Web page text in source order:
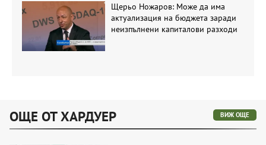
Щерьо Ножаров: Може да има
актуализация на бюджета заради
неизпълнени капиталови разходи
ОЩЕ ОТ ХАРДУЕР ВИЖ ОЩЕ